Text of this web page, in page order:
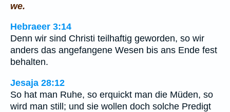
we.
Hebraeer 3:14
Denn wir sind Christi teilhaftig geworden, so wir
anders das angefangene Wesen bis ans Ende fest
behalten.
Jesaja 28:12
So hat man Ruhe, so erquickt man die Müden, so
wird man still; und sie wollen doch solche Predigt